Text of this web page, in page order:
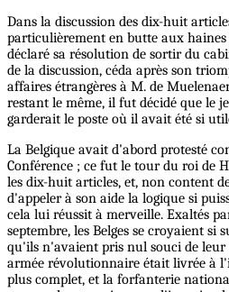
Dans la discussion des dix-huit
particulièrement en butte aux
déclaré sa résolution de sortir du
de la discussion, céda après son
affaires étrangères à M. de
restant le même, il fut décidé que le
garderait le poste où il avait été si
La Belgique avait d'abord protesté
Conférence ; ce fut le tour du roi de
les dix-huit articles, et, non content
d'appeler à son aide la logique si
cela lui réussit à merveille. Exaltés
septembre, les Belges se croyaient si
qu'ils n'avaient pris nul souci de
armée révolutionnaire était livrée à
plus complet, et la forfanterie